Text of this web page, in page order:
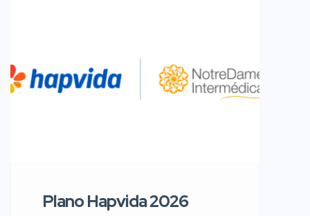
do Brasil. Abordaremos as opções
de categorias, a diferença entre
Plano Hapvida 2026